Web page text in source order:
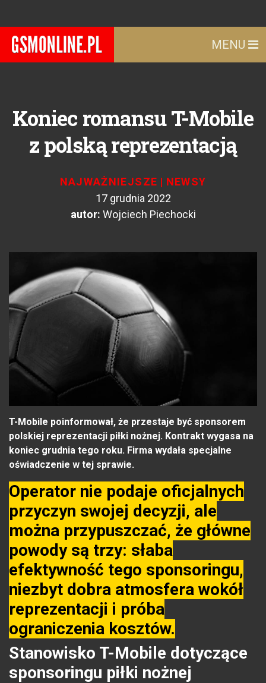
MENU
Koniec romansu T-Mobile
z polską reprezentacją
NAJWAŻNIEJSZE | NEWSY
17 grudnia 2022
autor: Wojciech Piechocki
T-Mobile poinformował, że przestaje być sponsorem
polskiej reprezentacji piłki nożnej. Kontrakt wygasa na
koniec grudnia tego roku. Firma wydała specjalne
oświadczenie w tej sprawie.
Operator nie podaje oficjalnych
przyczyn swojej decyzji, ale
można przypuszczać, że główne
powody są trzy: słaba
efektywność tego sponsoringu,
niezbyt dobra atmosfera wokół
reprezentacji i próba
ograniczenia kosztów.
Stanowisko T-Mobile dotyczące
sponsoringu piłki nożnej